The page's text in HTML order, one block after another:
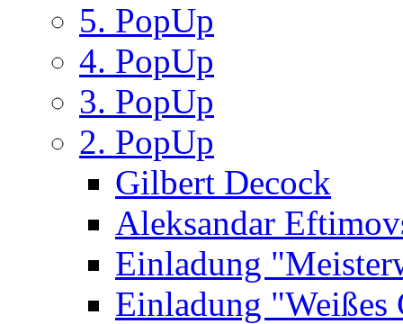
5. PopUp
4. PopUp
3. PopUp
2. PopUp
Gilbert Decock
Aleksandar
Einladung
Einladung "Weißes